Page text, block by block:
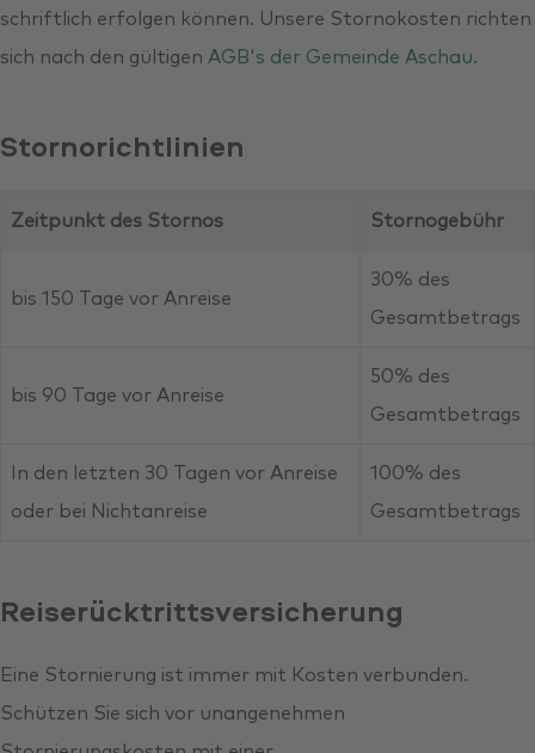
schriftlich erfolgen können. Unsere Stornokosten richten
sich nach den gültigen AGB's der Gemeinde Aschau.
Stornorichtlinien
Zeitpunkt des Stornos Stornogebühr
bis 150 Tage vor Anreise
30% des
Gesamtbetrags
bis 90 Tage vor Anreise
50% des
Gesamtbetrags
In den letzten 30 Tagen vor Anreise
oder bei Nichtanreise
100% des
Gesamtbetrags
Reiserücktrittsversicherung
Eine Stornierung ist immer mit Kosten verbunden.
Schützen Sie sich vor unangenehmen